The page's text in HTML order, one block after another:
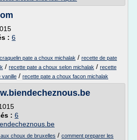
: 6
pate a choux michalak / recette de pate
/ recette pate a choux selon michalak / recette
vanille / recette pate a choux facon michalak
: 6
choux de bruxelles / comment preparer les